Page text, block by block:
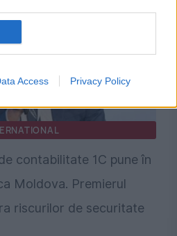
Access Privacy Policy
contabilitate 1C pune în
Moldova. Premierul
riscurilor de securitate